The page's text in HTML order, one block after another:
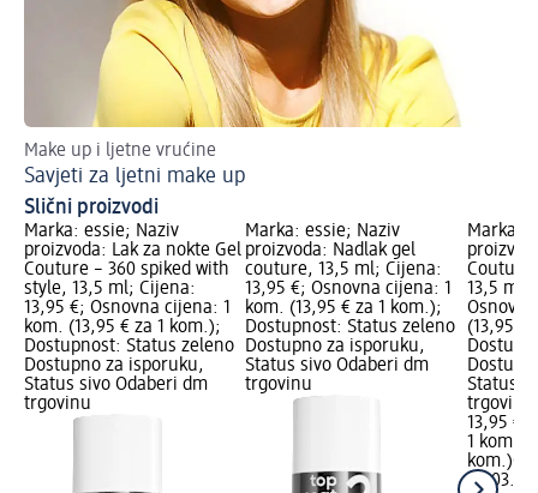
Make up i ljetne vrućine
Savjeti za ljetni make up
Slični proizvodi
Marka: essie; Naziv
proizvoda: Lak za nokte Gel
Couture – 360 spiked with
style, 13,5 ml; Cijena:
13,95 €; Osnovna cijena: 1
kom. (13,95 € za 1 kom.);
Dostupnost: Status zeleno
Dostupno za isporuku,
Status sivo Odaberi dm
trgovinu
Marka: essie; Naziv
proizvoda: Nadlak gel
couture, 13,5 ml; Cijena:
13,95 €; Osnovna cijena: 1
kom. (13,95 € za 1 kom.);
Dostupnost: Status zeleno
Dostupno za isporuku,
Status sivo Odaberi dm
trgovinu
Marka:
Couture
13,5 ml;
(13,95 €
Status
trgovinu
13,95 €
1 kom.
kom.)